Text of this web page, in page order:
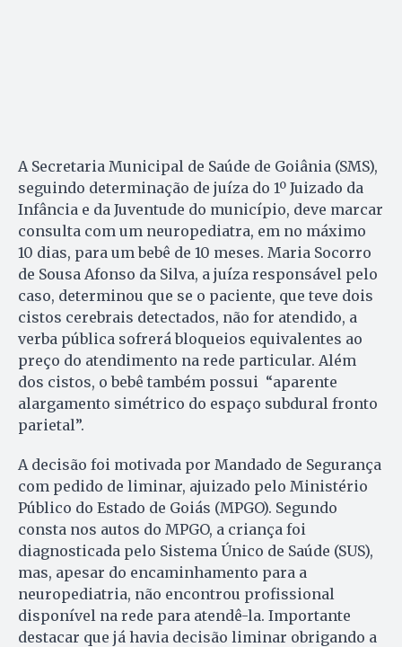
A Secretaria Municipal de Saúde de Goiânia (SMS),
seguindo determinação de juíza do 1º Juizado da
Infância e da Juventude do município, deve marcar
consulta com um neuropediatra, em no máximo
10 dias, para um bebê de 10 meses. Maria Socorro
de Sousa Afonso da Silva, a juíza responsável pelo
caso, determinou que se o paciente, que teve dois
cistos cerebrais detectados, não for atendido, a
verba pública sofrerá bloqueios equivalentes ao
preço do atendimento na rede particular. Além
dos cistos, o bebê também possui “aparente
alargamento simétrico do espaço subdural fronto
parietal”.
A decisão foi motivada por Mandado de Segurança
com pedido de liminar, ajuizado pelo Ministério
Público do Estado de Goiás (MPGO). Segundo
consta nos autos do MPGO, a criança foi
diagnosticada pelo Sistema Único de Saúde (SUS),
mas, apesar do encaminhamento para a
neuropediatria, não encontrou profissional
disponível na rede para atendê-la. Importante
destacar que já havia decisão liminar obrigando a